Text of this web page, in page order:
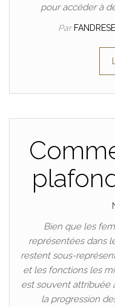
pour accéder à
Par
Bien que les
représentées dans
restent sous-
et les fonctions les
est souvent attribuée
la progression